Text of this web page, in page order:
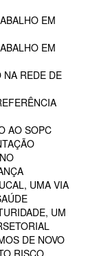
EM
EM
REDE DE
AO SOPC
UMA VIA
UM
DE NOVO
RISCO